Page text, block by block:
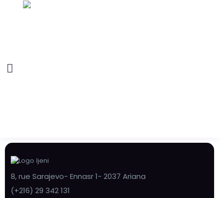
8, rue Sarajevo- Ennasr 1- 2037 Ariana
(+216) 29 342 131